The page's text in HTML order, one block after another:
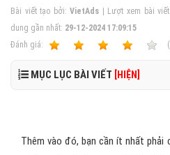
Bài viết tạo bởi:VietAds | Lượt xem bài viết:
dung gần nhất: 29-12-2024 17:09:15
Ðánh giá:
(
MỤC LỤC BÀI VIẾT [HIỆN]
Thêm vào đó, bạn cần ít nhất phải